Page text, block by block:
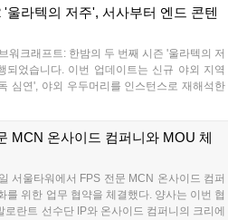
재추진되는 이번 시상식이 e스포츠의
권위 있는 행사가 되도록 노력하겠다
'울라텍의 저주', 서사부터 엔드 콘텐
워크래프트: 한밤의 두 번째 시즌 '울라텍의 저
되었습니다. 이번 업데이트는 신규 야외 지역
심연', 야외 우두머리를 인스턴스로 재해석한
은 하우징 시스템 개선 및 신화+ 던전 로테이
MCN 온사이드 컴퍼니와 MOU 체
서울타워에서 FPS 전문 MCN 온사이드 컴퍼
를 위한 업무 협약을 체결했다. 양사는 이번 협
로란트 선수단 IP와 온사이드 컴퍼니의 크리에